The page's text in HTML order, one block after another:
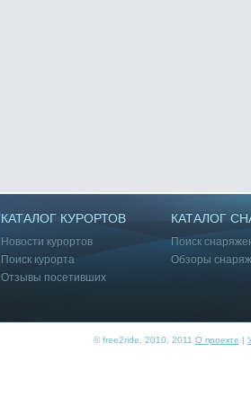
КАТАЛОГ КУРОРТОВ
Новости курортов
Поиск курорта
Отзывы посетивших
КАТАЛОГ
Поиск
Обзоры
© free2ride, 2010, 2011 О проекте |